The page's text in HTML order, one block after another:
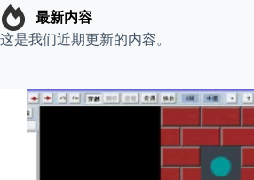
最新内容
这是我们近期更新的内容。